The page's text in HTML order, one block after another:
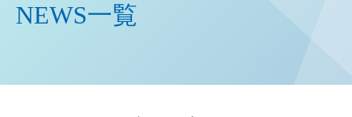
NEWS一覧